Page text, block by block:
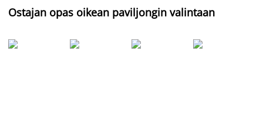
Ostajan opas oikean paviljongin valintaan